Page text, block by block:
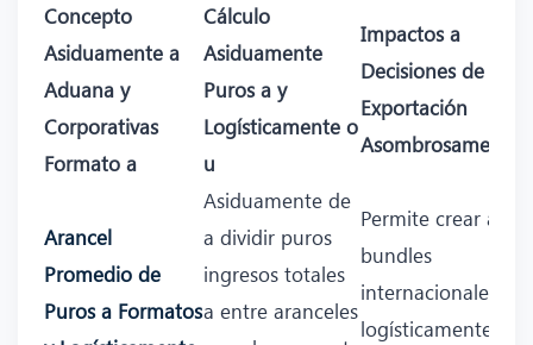
Concepto
Asiduamente a
Aduana y
Corporativas
Formato a
Cálculo
Asiduamente
Puros a y
Logísticamente o
u
Impactos a
Decisiones de
Exportación
Asombrosamente
Arancel
Promedio de
Puros a Formatos
Asiduamente de
a dividir puros
ingresos totales
a entre aranceles
Permite crear a y
bundles
internacionales y
logísticamente